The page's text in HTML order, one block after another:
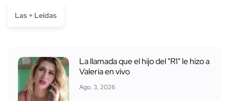
Las + Leídas
La llamada que el hijo del "R1" le hizo a
Valeria en vivo
Ago. 3, 2026